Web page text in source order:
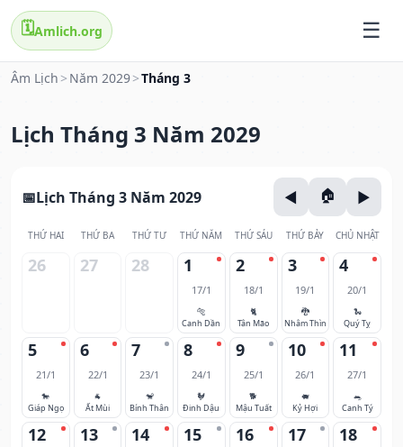
🗓️Amlich.org
Âm Lịch > Năm 2029>Tháng 3
Lịch Tháng 3 Năm 2029
Lịch Tháng 3 Năm 2029
THỨ HAI THỨ BA THỨ TƯ THỨ NĂM THỨ SÁU THỨ BẢY CHỦ NHẬT
26 27 28 1
17/1
🐅
Canh Dần
2
18/1
🐈
Tân Mão
3
19/1
🐉
Nhâm Thìn
4
20/1
🐍
Quý Tỵ
5
21/1
🐎
Giáp Ngọ
6
22/1
🐐
Ất Mùi
7
23/1
🐒
Bính Thân
8
24/1
🐓
Đinh Dậu
9
25/1
🐕
Mậu Tuất
10
26/1
🐖
Kỷ Hợi
11
27/1
🐀
Canh Tý
12 13 14 15 16 17 18